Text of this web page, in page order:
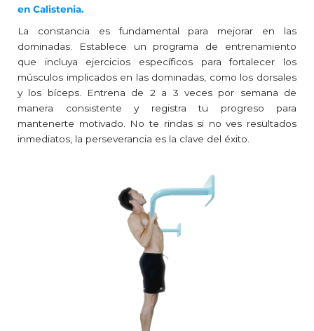
en Calistenia.
La constancia es fundamental para mejorar en las
dominadas. Establece un programa de entrenamiento
que incluya ejercicios específicos para fortalecer los
músculos implicados en las dominadas, como los dorsales
y los bíceps. Entrena de 2 a 3 veces por semana de
manera consistente y registra tu progreso para
mantenerte motivado. No te rindas si no ves resultados
inmediatos, la perseverancia es la clave del éxito.